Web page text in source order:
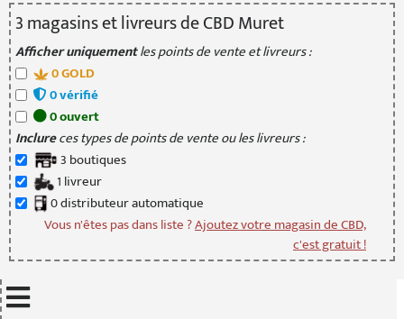
3magasinset livreursde CBD Muret
Afficher uniquementles points de vente et livreurs :
0GOLD
0vérifié
0ouvert
Inclureces types de points de vente ou les livreurs :
3 boutiques
1 livreur
0distributeurautomatique
Vous n'êtes pas dans liste ?Ajoutez votre magasin de CBD,
c'est gratuit !